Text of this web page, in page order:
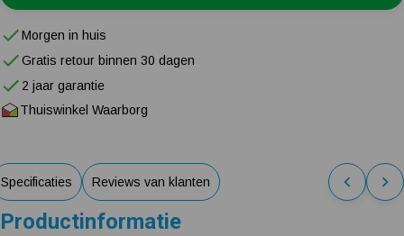
Morgen in huis
Gratis retour binnen 30 dagen
2 jaar garantie
Thuiswinkel Waarborg
Specificaties Reviews van klanten
Productinformatie